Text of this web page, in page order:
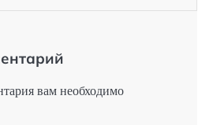
вам необходимо